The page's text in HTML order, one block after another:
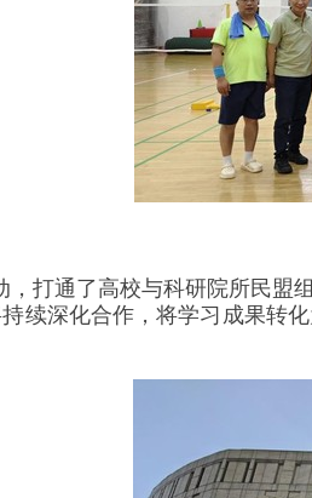
，打通了高校与科研院所民盟
续深化合作，将学习成果转